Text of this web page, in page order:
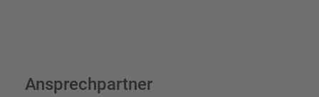
Ansprechpartner